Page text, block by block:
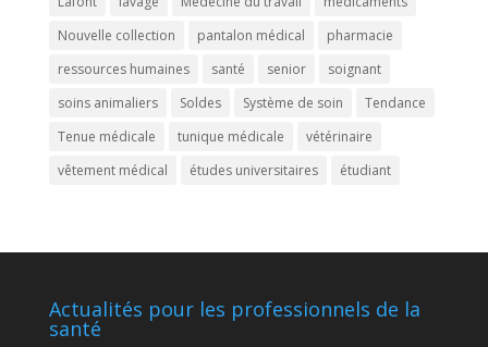
Nouvelle collection
pantalon médical
pharmacie
ressources humaines
santé senior
soignant
soins animaliers
Soldes Système de soin
Tendance
Tenue médicale
tunique médicale
vétérinaire
vêtement médical
études universitaires étudiant
Actualités pour les professionnels de la
santé